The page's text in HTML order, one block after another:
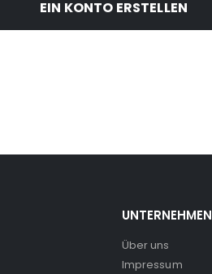
EIN KONTO ERSTELLEN
UNTERNEHMEN
Über uns
Impressum